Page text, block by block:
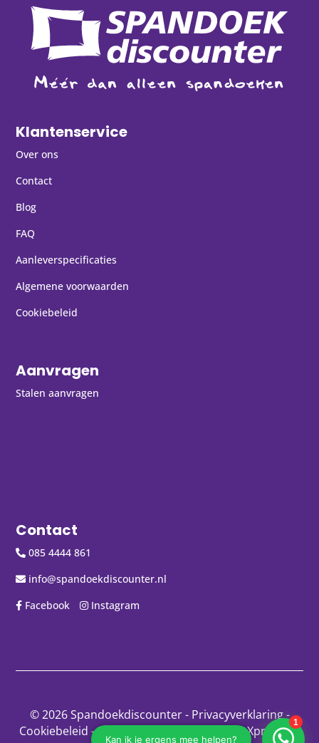
Klantenservice
Over ons
Contact
Blog
FAQ
Aanleverspecificaties
Algemene voorwaarden
Cookiebeleid
Aanvragen
Stalen aanvragen
Contact
085 4444 861
info@spandoekdiscounter.nl
Facebook
Instagram
© 2026 Spandoekdiscounter- Privacyverklaring-
Cookiebeleid -Disclaimer - Gemaakt door:Xpressing